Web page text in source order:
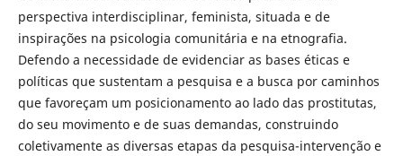
perspectiva interdisciplinar, feminista, situada e de
inspirações na psicologia comunitária e na etnografia.
Defendo a necessidade de evidenciar as bases éticas e
políticas que sustentam a pesquisa e a busca por caminhos
que favoreçam um posicionamento ao lado das prostitutas,
do seu movimento e de suas demandas, construindo
coletivamente as diversas etapas da pesquisa-intervenção e